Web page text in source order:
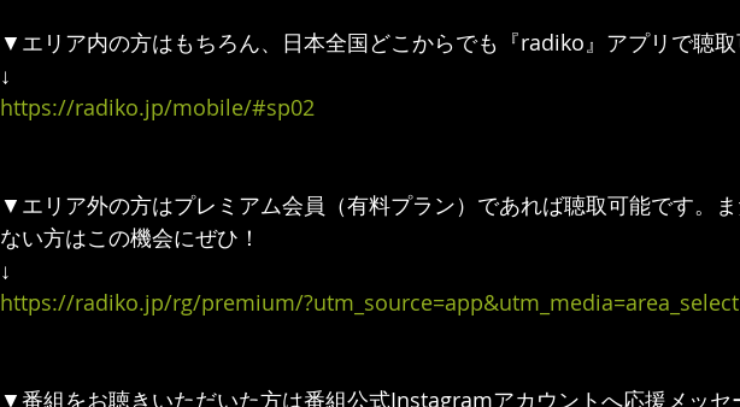
▼エリア内の方はもちろん、日本全国どこからでも『radiko』アプリで聴
↓
https://radiko.jp/mobile/#sp02
▼エリア外の方はプレミアム会員（有料プラン）であれば聴取可能です。
ない方はこの機会にぜひ！
↓
https://radiko.jp/rg/premium/?utm_source=app&utm_media=area_select
▼番組をお聴きいただいた方は番組公式Instagramアカウントへ応援メッセ